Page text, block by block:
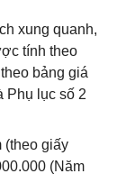
xung quanh,
tính theo
bảng giá
Phụ lục số 2
giấy
(Năm